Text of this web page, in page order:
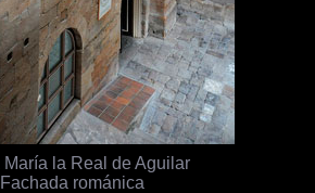
María la Real de Aguilar
Fachada románica